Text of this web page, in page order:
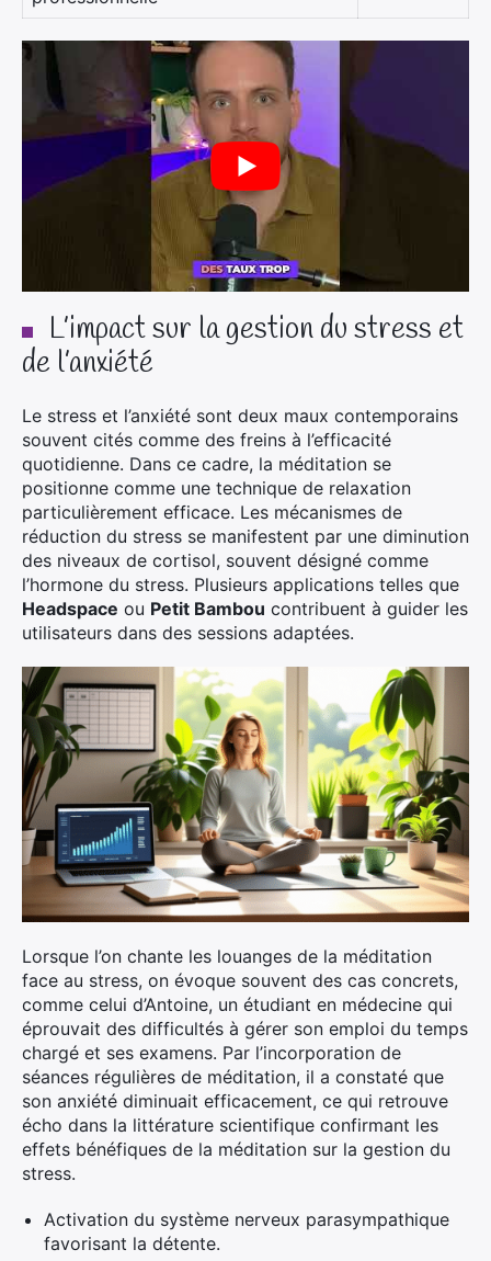
L’impact sur la gestion du stress et
de l’anxiété
Le stress et l’anxiété sont deux maux contemporains
souvent cités comme des freins à l’efficacité
quotidienne. Dans ce cadre, la méditation se
positionne comme une technique de relaxation
particulièrement efficace. Les mécanismes de
réduction du stress se manifestent par une diminution
des niveaux de cortisol, souvent désigné comme
l’hormone du stress. Plusieurs applications telles que
Headspace ou Petit Bambou contribuent à guider les
utilisateurs dans des sessions adaptées.
Lorsque l’on chante les louanges de la méditation
face au stress, on évoque souvent des cas concrets,
comme celui d’Antoine, un étudiant en médecine qui
éprouvait des difficultés à gérer son emploi du temps
chargé et ses examens. Par l’incorporation de
séances régulières de méditation, il a constaté que
son anxiété diminuait efficacement, ce qui retrouve
écho dans la littérature scientifique confirmant les
effets bénéfiques de la méditation sur la gestion du
stress.
Activation du système nerveux parasympathique
favorisant la détente.